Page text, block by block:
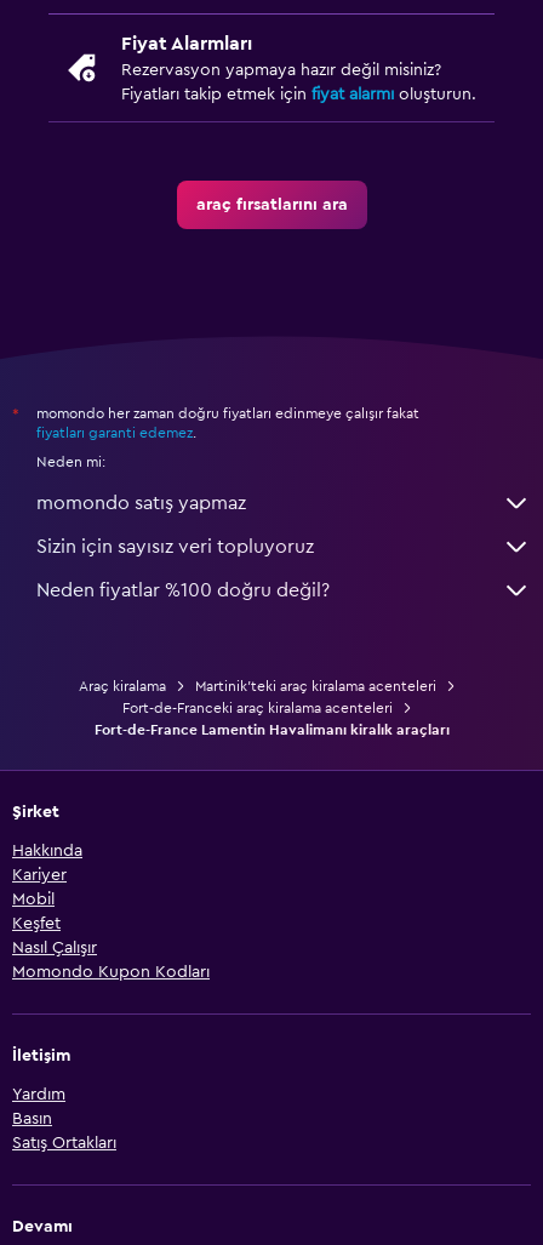
Fiyat Alarmları
Rezervasyon yapmaya hazır değil misiniz?
Fiyatları takip etmek için fiyat alarmı oluşturun.
araç fırsatlarını ara
*
momondo her zaman doğru fiyatları edinmeye çalışır fakat
fiyatları garanti edemez.
Neden mi:
momondo satış yapmaz
Sizin için sayısız veri topluyoruz
Neden fiyatlar %100 doğru değil?
Araç kiralama
Martinik'teki araç kiralama acenteleri
Fort-de-Franceki araç kiralama acenteleri
Fort-de-France Lamentin Havalimanı kiralık araçları
Şirket
Hakkında
Kariyer
Mobil
Keşfet
Nasıl Çalışır
Momondo Kupon Kodları
İletişim
Yardım
Basın
Satış Ortakları
Devamı